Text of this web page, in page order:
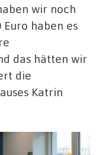
wir noch
Euro haben es
das hätten wir
die
Katrin